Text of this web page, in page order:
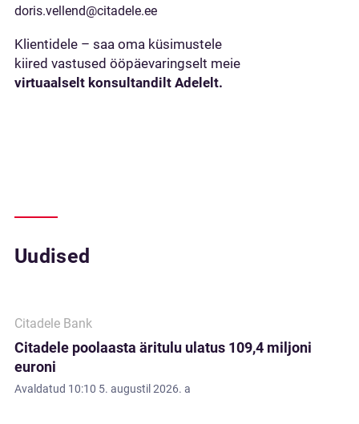
doris.vellend@citadele.ee
Klientidele – saa oma küsimustele
kiired vastused ööpäevaringselt meie
virtuaalselt konsultandilt Adelelt.
Uudised
Citadele Bank
Citadele poolaasta äritulu ulatus 109,4 miljoni
euroni
Avaldatud 10:10 5. augustil 2026. a